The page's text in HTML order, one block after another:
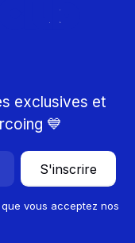
exclusives et
💙
S'inscrire
vous acceptez nos